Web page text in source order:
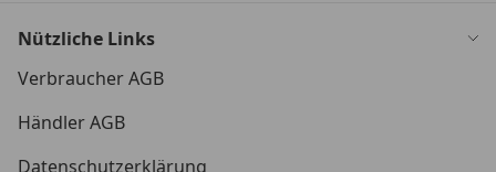
Airbag Fahrer-/Beifahrerseite
Antriebsart: Allradantrieb
Antriebsart: xDrive (Allrad)
Nützliche Links
Verbraucher AGB
Händler AGB
Datenschutzerklärung